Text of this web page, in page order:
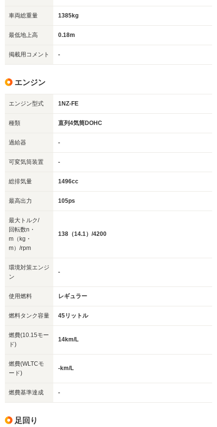
車両総重量 1385kg
最低地上高 0.18m
掲載用コメント -
エンジン
エンジン型式 1NZ-FE
種類 直列4気筒DOHC
過給器 -
可変気筒装置 -
総排気量 1496cc
最高出力 105ps
最大トルク/
回転数n・
m（kg・
m）/rpm
138（14.1）/4200
環境対策エンジ
ン
-
使用燃料 レギュラー
燃料タンク容量 45リットル
燃費(10.15モー
ド)
14km/L
燃費(WLTCモ
ード)
-km/L
燃費基準達成 -
足回り